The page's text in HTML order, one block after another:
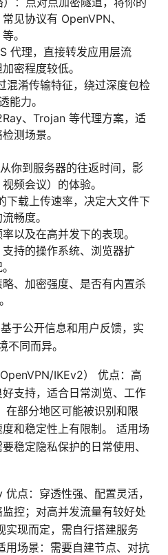
见协议有 OpenVPN、
。
代理，直接转发应用层流
密程度较低。
混淆传输特征，绕过深度包检
能力。
、Trojan 等代理方案，适
测场景。
你到服务器的往返时间，影
频会议）的体验。
下载上传速率，决定大文件下
畅度。
以及在高并发下的表现。
持的操作系统、浏览器扩
、加密强度、是否有内置杀
于公开信息和用户反馈，实
不同而异。
IKEv2） 优点：高
支持，适合日常浏览、工作
在部分地区可能被识别和限
和稳定性上有限制。 适用场
稳定隐私保护的日常使用、
点：穿透性强、配置灵活，
控；对高并发流量有较好处
实现而定，需自行搭建服务
用场景：需要自建节点、对抗